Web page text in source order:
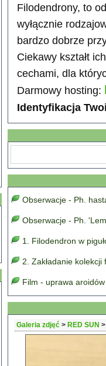
Filodendrony, to
wyłącznie
bardzo dobrze
Ciekawy kształt
cechami, dla
Darmowy hosting:
Identyfikacja
Obserwacje - Ph.
Obserwacje - Ph.
1. Filodendron w
2. Zakładanie
Film - uprawa
Galeria zdjęć > RED SUN